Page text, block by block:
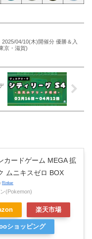
2025/04/10(木)開催分 優勝＆入
京・滋賀)
カードゲーム MEGA 拡
ムニキスゼロ BOX
Rinker
(Pokemon)
楽天市場
ショッピング